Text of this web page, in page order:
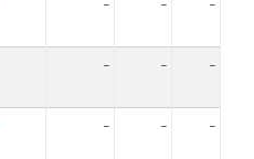
- - -
- - -